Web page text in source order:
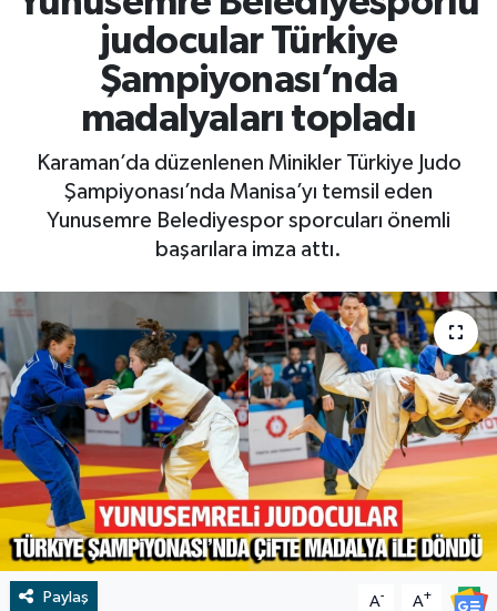
judocular Türkiye
Şampiyonası’nda
madalyaları topladı
Karaman’da düzenlenen Minikler Türkiye Judo
Şampiyonası’nda Manisa’yı temsil eden
Yunusemre Belediyespor sporcuları önemli
başarılara imza attı.
Paylaş A- A+
RESMİ İLAN
BİLİM VE TEKNOLOJİ
RESMİ İLAN
Yaşam
Çevre
İletişim
Künye
SPOR
Vefat
Video